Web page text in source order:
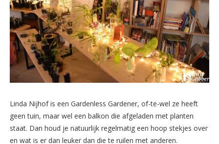
Linda Nijhof is een Gardenless Gardener, of-te-wel ze heeft
geen tuin, maar wel een balkon die afgeladen met planten
staat. Dan houd je natuurlijk regelmatig een hoop stekjes over
en wat is er dan leuker dan die te ruilen met anderen.